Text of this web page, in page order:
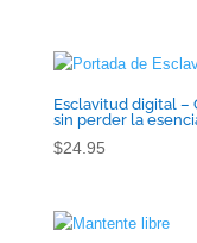
Esclavitud digital –
sin perder la
$24.95